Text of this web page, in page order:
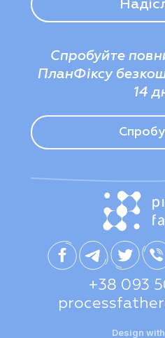
Спробуйте
ПланФіксу
14
+38 093
Design with